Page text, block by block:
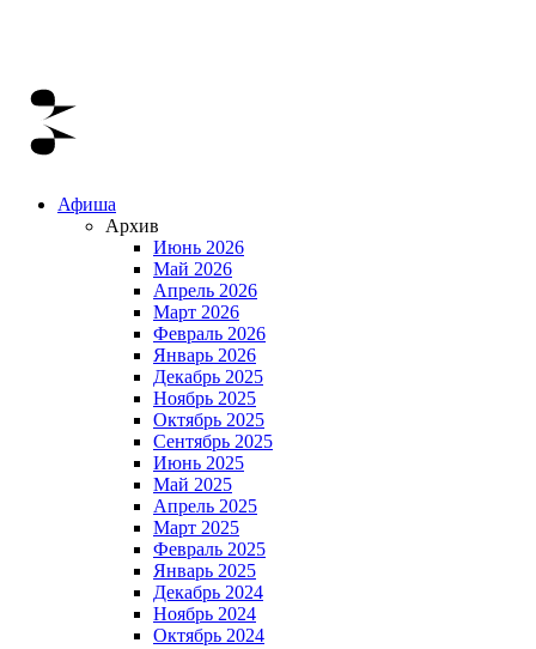
Афиша
Архив
Июнь 2026
Май 2026
Апрель 2026
Март 2026
Февраль 2026
Январь 2026
Декабрь 2025
Ноябрь 2025
Октябрь 2025
Сентябрь 2025
Июнь 2025
Май 2025
Апрель 2025
Март 2025
Февраль 2025
Январь 2025
Декабрь 2024
Ноябрь 2024
Октябрь 2024